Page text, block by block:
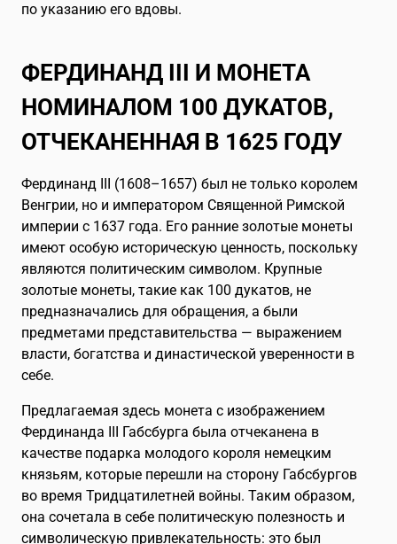
по указанию его вдовы.
ФЕРДИНАНД III И МОНЕТА
НОМИНАЛОМ 100 ДУКАТОВ,
ОТЧЕКАНЕННАЯ В 1625 ГОДУ
Фердинанд III (1608–1657) был не только королем
Венгрии, но и императором Священной Римской
империи с 1637 года. Его ранние золотые монеты
имеют особую историческую ценность, поскольку
являются политическим символом. Крупные
золотые монеты, такие как 100 дукатов, не
предназначались для обращения, а были
предметами представительства — выражением
власти, богатства и династической уверенности в
себе.
Предлагаемая здесь монета с изображением
Фердинанда III Габсбурга была отчеканена в
качестве подарка молодого короля немецким
князьям, которые перешли на сторону Габсбургов
во время Тридцатилетней войны. Таким образом,
она сочетала в себе политическую полезность и
символическую привлекательность: это был